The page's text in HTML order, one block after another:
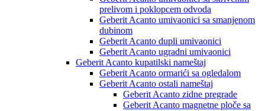
prelivom i poklopcem odvoda
Geberit Acanto umivaonici sa smanjenom
dubinom
Geberit Acanto dupli umivaonici
Geberit Acanto ugradni umivaonici
Geberit Acanto kupatilski nameštaj
Geberit Acanto ormarići sa ogledalom
Geberit Acanto ostali nameštaj
Geberit Acanto zidne pregrade
Geberit Acanto magnetne ploče sa